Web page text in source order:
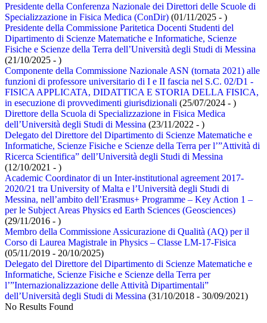
Presidente della Conferenza Nazionale dei Direttori delle Scuole di
Specializzazione in Fisica Medica (ConDir) (01/11/2025 - )
Presidente della Commissione Paritetica Docenti Studenti del
Dipartimento di Scienze Matematiche e Informatiche, Scienze
Fisiche e Scienze della Terra dell’Università degli Studi di Messina
(21/10/2025 - )
Componente della Commissione Nazionale ASN (tornata 2021) alle
funzioni di professore universitario di I e II fascia nel S.C. 02/D1 -
FISICA APPLICATA, DIDATTICA E STORIA DELLA FISICA,
in esecuzione di provvedimenti giurisdizionali (25/07/2024 - )
Direttore della Scuola di Specializzazione in Fisica Medica
dell’Università degli Studi di Messina (23/11/2022 - )
Delegato del Direttore del Dipartimento di Scienze Matematiche e
Informatiche, Scienze Fisiche e Scienze della Terra per l’”Attività di
Ricerca Scientifica” dell’Università degli Studi di Messina
(12/10/2021 - )
Academic Coordinator di un Inter-institutional agreement 2017-
2020/21 tra University of Malta e l’Università degli Studi di
Messina, nell’ambito dell’Erasmus+ Programme – Key Action 1 –
per le Subject Areas Physics ed Earth Sciences (Geosciences)
(29/11/2016 - )
Membro della Commissione Assicurazione di Qualità (AQ) per il
Corso di Laurea Magistrale in Physics – Classe LM-17-Fisica
(05/11/2019 - 20/10/2025)
Delegato del Direttore del Dipartimento di Scienze Matematiche e
Informatiche, Scienze Fisiche e Scienze della Terra per
l’”Internazionalizzazione delle Attività Dipartimentali”
dell’Università degli Studi di Messina (31/10/2018 - 30/09/2021)
No Results Found